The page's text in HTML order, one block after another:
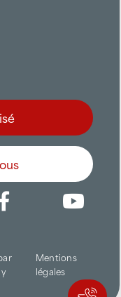
Mentions
légales
une agence